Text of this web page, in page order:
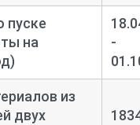
пуске
на
-
из
двух